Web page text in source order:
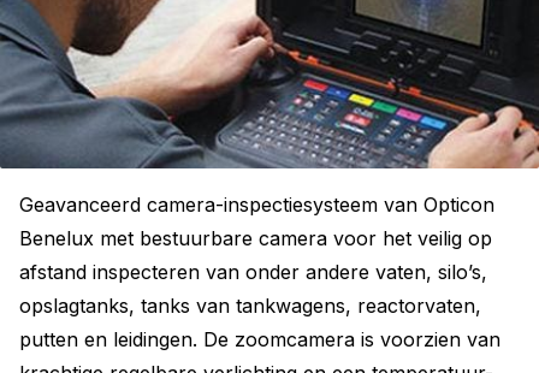
Geavanceerd camera-inspectiesysteem van Opticon
Benelux met bestuurbare camera voor het veilig op
afstand inspecteren van onder andere vaten, silo’s,
opslagtanks, tanks van tankwagens, reactorvaten,
putten en leidingen. De zoomcamera is voorzien van